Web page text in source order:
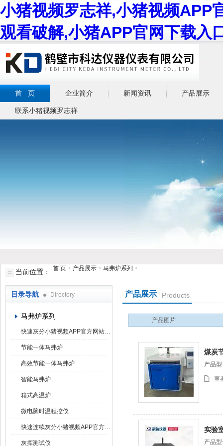
小猪视频罗志祥,小猪视频APP
观看破解,小猪APP官网下载入
鹤壁市小猪视频罗志祥仪器仪表有限公司
首 页 企业简介 新闻资讯 产品展示
联系小猪视频罗志祥
当前位置： 首 页 > 产品展示 > 马弗炉系列 >
目录导航 Directory
马弗炉系列
快速灰分小猪视频APP官方网站下载罗志祥
节能一体马弗炉
高效节能一体马弗炉
智能马弗炉
箱式高温炉
微电脑时温程控仪
快速连续灰分小猪视频APP官方网站下载罗志祥
灰挥测试仪
产品展示 Products
产品图片
煤炭
产品型
查
实验
产品型